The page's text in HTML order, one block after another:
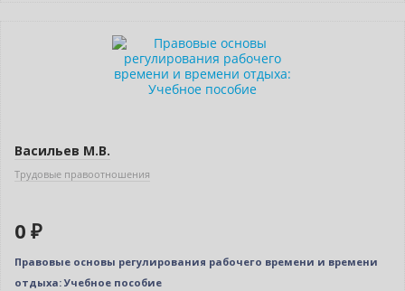
Васильев М.В.
Трудовые правоотношения
0 ₽
Правовые основы регулирования рабочего времени и времени
отдыха: Учебное пособие